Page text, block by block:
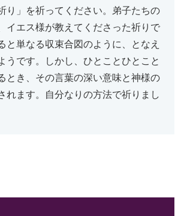
り」を祈ってください。弟子たちの
イエス様が教えてくださった祈りで
と単なる収束合図のように、となえ
うです。しかし、ひとことひとこと
とき、その言葉の深い意味と神様の
れます。自分なりの方法で祈りまし